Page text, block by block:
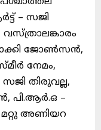
– സജി
വസ്ത്രാലങ്കാരം
ജോൺസൻ,
നേമം,
തിരുവല്ല,
പി.ആർ.ഒ –
അണിയറ